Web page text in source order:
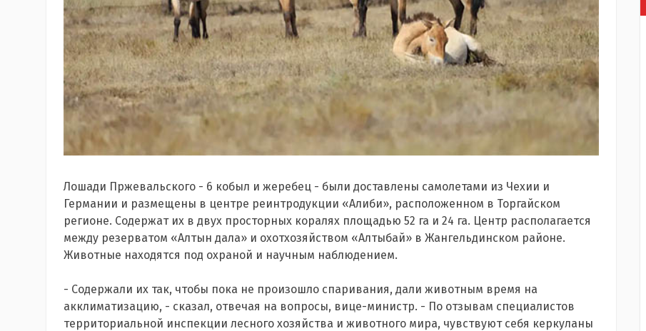
Лошади Пржевальского - 6 кобыл и жеребец - были доставлены самолетами из Чехии и
Германии и размещены в центре реинтродукции «Алиби», расположенном в Торгайском
регионе. Содержат их в двух просторных коралях площадью 52 га и 24 га. Центр располагается
между резерватом «Алтын дала» и охотхозяйством «Алтыбай» в Жангельдинском районе.
Животные находятся под охраной и научным наблюдением.
- Содержали их так, чтобы пока не произошло спаривания, дали животным время на
акклиматизацию, - сказал, отвечая на вопросы, вице-министр. - По отзывам специалистов
территориальной инспекции лесного хозяйства и животного мира, чувствуют себя керкуланы